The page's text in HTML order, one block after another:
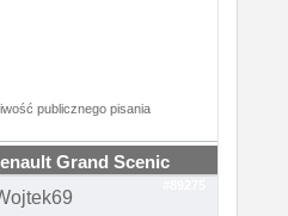
publicznego pisania
Grand Scenic